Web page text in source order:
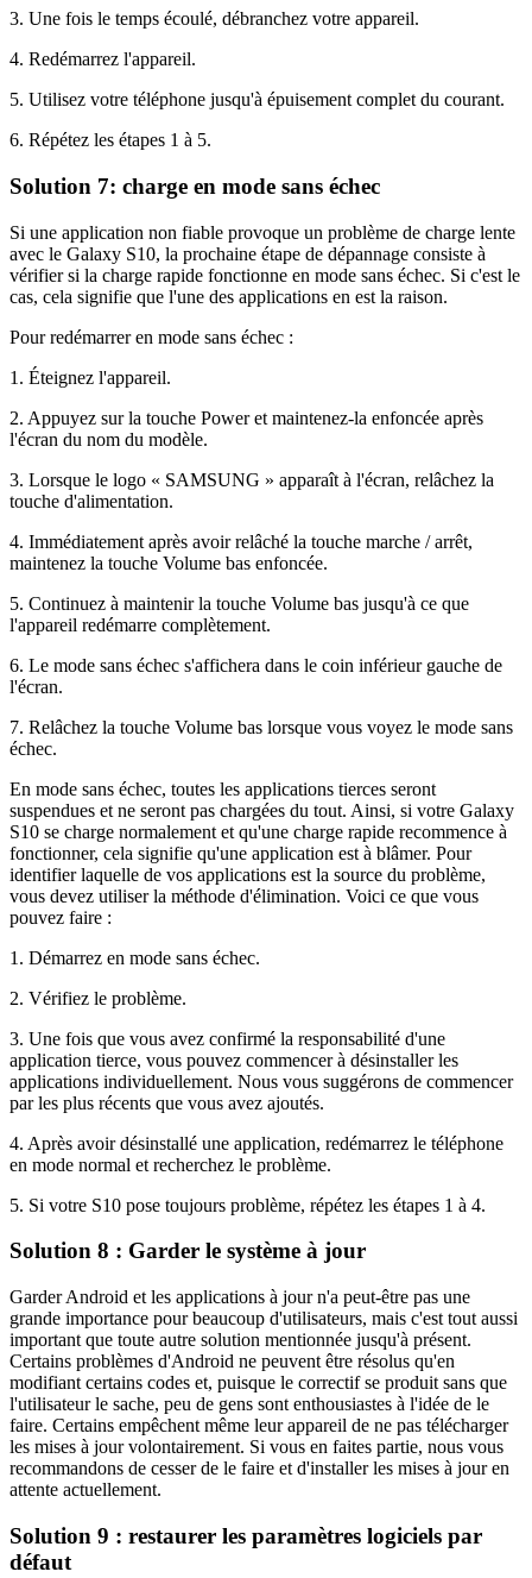
3. Une fois le temps écoulé, débranchez votre appareil.
4. Redémarrez l'appareil.
5. Utilisez votre téléphone jusqu'à épuisement complet du courant.
6. Répétez les étapes 1 à 5.
Solution 7: charge en mode sans échec
Si une application non fiable provoque un problème de charge lente
avec le Galaxy S10, la prochaine étape de dépannage consiste à
vérifier si la charge rapide fonctionne en mode sans échec. Si c'est le
cas, cela signifie que l'une des applications en est la raison.
Pour redémarrer en mode sans échec :
1. Éteignez l'appareil.
2. Appuyez sur la touche Power et maintenez-la enfoncée après
l'écran du nom du modèle.
3. Lorsque le logo « SAMSUNG » apparaît à l'écran, relâchez la
touche d'alimentation.
4. Immédiatement après avoir relâché la touche marche / arrêt,
maintenez la touche Volume bas enfoncée.
5. Continuez à maintenir la touche Volume bas jusqu'à ce que
l'appareil redémarre complètement.
6. Le mode sans échec s'affichera dans le coin inférieur gauche de
l'écran.
7. Relâchez la touche Volume bas lorsque vous voyez le mode sans
échec.
En mode sans échec, toutes les applications tierces seront
suspendues et ne seront pas chargées du tout. Ainsi, si votre Galaxy
S10 se charge normalement et qu'une charge rapide recommence à
fonctionner, cela signifie qu'une application est à blâmer. Pour
identifier laquelle de vos applications est la source du problème,
vous devez utiliser la méthode d'élimination. Voici ce que vous
pouvez faire :
1. Démarrez en mode sans échec.
2. Vérifiez le problème.
3. Une fois que vous avez confirmé la responsabilité d'une
application tierce, vous pouvez commencer à désinstaller les
applications individuellement. Nous vous suggérons de commencer
par les plus récents que vous avez ajoutés.
4. Après avoir désinstallé une application, redémarrez le téléphone
en mode normal et recherchez le problème.
5. Si votre S10 pose toujours problème, répétez les étapes 1 à 4.
Solution 8 : Garder le système à jour
Garder Android et les applications à jour n'a peut-être pas une
grande importance pour beaucoup d'utilisateurs, mais c'est tout aussi
important que toute autre solution mentionnée jusqu'à présent.
Certains problèmes d'Android ne peuvent être résolus qu'en
modifiant certains codes et, puisque le correctif se produit sans que
l'utilisateur le sache, peu de gens sont enthousiastes à l'idée de le
faire. Certains empêchent même leur appareil de ne pas télécharger
les mises à jour volontairement. Si vous en faites partie, nous vous
recommandons de cesser de le faire et d'installer les mises à jour en
attente actuellement.
Solution 9 : restaurer les paramètres logiciels par
défaut